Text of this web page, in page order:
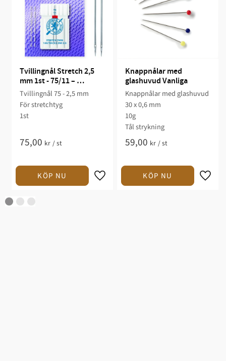
Tvillingnål Stretch 2,5
mm 1st - 75/11 –
Schmetz
Tvillingnål 75 - 2,5 mm
För stretchtyg
1st
75,00 kr /st
Knappnålar med
glashuvud Vanliga
Knappnålar med glashuvud
30 x 0,6 mm
10g
Tål strykning
59,00 kr /st